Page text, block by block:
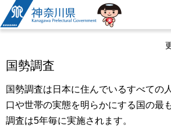
神奈川県
国勢調査
国勢調査は日本に住んでいるすべての
口や世帯の実態を明らかにする国の最
調査は5年毎に実施されます。